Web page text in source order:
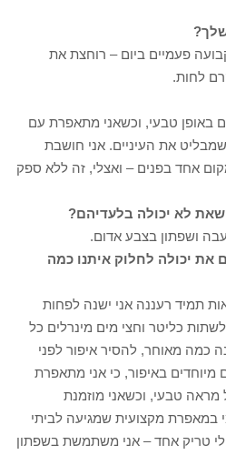
פעמיים ביום – רוחצת את
לחות.
באופן טבעי, וכשאני מתאפרת עם
את העיניים. אני חושבת
אחד בפנים – ואצלי, זה ללא ספק
לא יכולה בלעדיהם?
ושפתון בצבע אדום.
את יכולה לחלוק איתנו כמה
תמיד רעננה אני ישנה לפחות
כליטר וחצי מים מינרלים כל
כמה מאוחר, להסיר איפור לפני
מיוחדים באיפור, כי אני מתאפרת
טבעי, וכשאני מוזמנת
במאפרת מקצועית שמגיעה לביתי
טריק אחד – אני משתמשת בשפתון